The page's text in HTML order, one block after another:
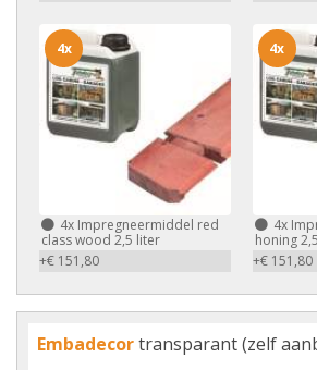
4x Impregneermiddel red
class wood 2,5 liter
+€ 151,80
4x
4x
honing
+€ 151,80
4x
Embadecortransparant (zelf